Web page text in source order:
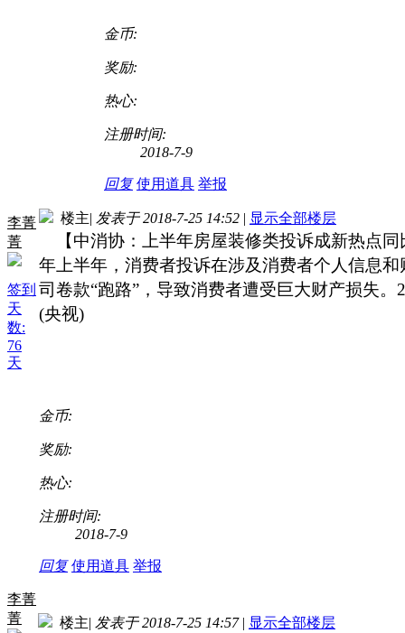
金币:
奖励:
热心:
注册时间:
2018-7-9
回复 使用道具 举报
李菁
菁
签到
天
数:
76
天
楼主| 发表于 2018-7-25 14:52 | 显示全部楼层
【中消协：上半年房屋装修类投诉成新热点同
年上半年，消费者投诉在涉及消费者个人信息
司卷款“跑路”，导致消费者遭受巨大财产损失
(央视)
金币:
奖励:
热心:
注册时间:
2018-7-9
回复 使用道具 举报
李菁
菁
楼主| 发表于 2018-7-25 14:57 | 显示全部楼层